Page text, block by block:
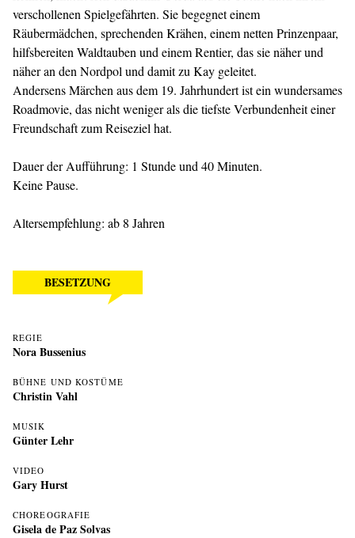
BESETZUNG
REGIE
Nora Bussenius
BÜHNE UND KOSTÜME
Christin Vahl
MUSIK
Günter Lehr
VIDEO
Gary Hurst
CHOREOGRAFIE
Gisela de Paz Solvas
verschollenen Spielgefährten. Sie begegnet einem
Räubermädchen, sprechenden Krähen, einem netten Prinzenpaar,
hilfsbereiten Waldtauben und einem Rentier, das sie näher und
näher an den Nordpol und damit zu Kay geleitet.
Andersens Märchen aus dem 19. Jahrhundert ist ein wundersames
Roadmovie, das nicht weniger als die tiefste Verbundenheit einer
Freundschaft zum Reiseziel hat.
Dauer der Aufführung: 1 Stunde und 40 Minuten.
Keine Pause.
Altersempfehlung: ab 8 Jahren